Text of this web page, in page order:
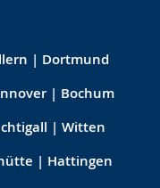
| Dortmund
| Bochum
| Witten
| Hattingen